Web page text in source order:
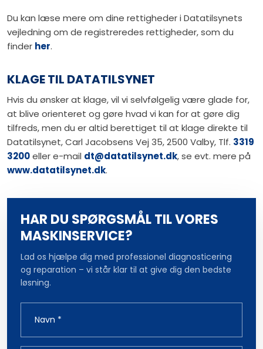
Du kan læse mere om dine rettigheder i Datatilsynets
vejledning om de registreredes rettigheder, som du
finder her.
KLAGE TIL DATATILSYNET
Hvis du ønsker at klage, vil vi selvfølgelig være glade for,
at blive orienteret og gøre hvad vi kan for at gøre dig
tilfreds, men du er altid berettiget til at klage direkte til
Datatilsynet, Carl Jacobsens Vej 35, 2500 Valby, Tlf. 3319
3200eller e-mail dt@datatilsynet.dk, se evt. mere på
www.datatilsynet.dk.
HAR DU SPØRGSMÅL TIL VORES
MASKINSERVICE?
Lad os hjælpe dig med professionel diagnosticering
og reparation – vi står klar til at give dig den bedste
løsning.